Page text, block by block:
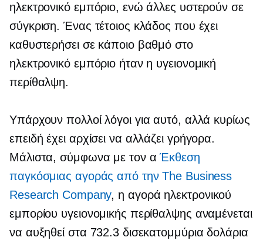
ηλεκτρονικό εμπόριο, ενώ άλλες υστερούν σε
σύγκριση. Ένας τέτοιος κλάδος που έχει
καθυστερήσει σε κάποιο βαθμό στο
ηλεκτρονικό εμπόριο ήταν η υγειονομική
περίθαλψη.
Υπάρχουν πολλοί λόγοι για αυτό, αλλά κυρίως
επειδή έχει αρχίσει να αλλάζει γρήγορα.
Μάλιστα, σύμφωνα με τον αΈκθεση
παγκόσμιας αγοράς από την The Business
Research Company, η αγορά ηλεκτρονικού
εμπορίου υγειονομικής περίθαλψης αναμένεται
να αυξηθεί στα 732.3 δισεκατομμύρια δολάρια